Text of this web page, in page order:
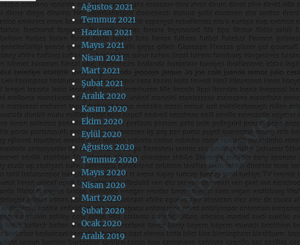
Ağustos 2021
Temmuz 2021
Haziran 2021
Mayıs 2021
Nisan 2021
Mart 2021
Şubat 2021
Aralık 2020
Kasım 2020
Ekim 2020
Eylül 2020
Ağustos 2020
Temmuz 2020
Mayıs 2020
Nisan 2020
Mart 2020
Şubat 2020
Ocak 2020
Aralık 2019